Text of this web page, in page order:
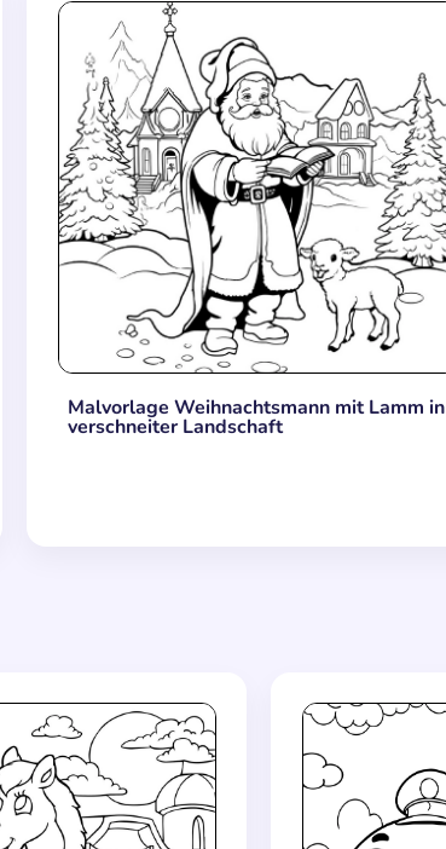
Malvorlage Weihnachtsmann mit Lamm in
verschneiter Landschaft